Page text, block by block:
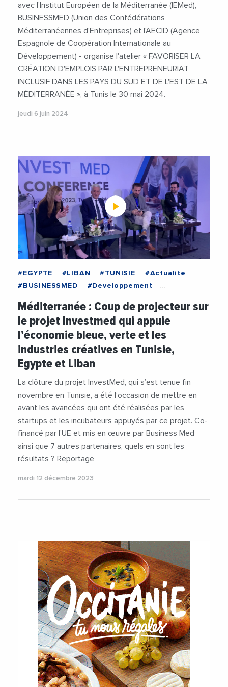
avec l'Institut Européen de la Méditerranée (IEMed),
BUSINESSMED (Union des Confédérations
Méditerranéennes d'Entreprises) et l'AECID (Agence
Espagnole de Coopération Internationale au
Développement) - organise l'atelier « FAVORISER LA
CRÉATION D'EMPLOIS PAR L'ENTREPRENEURIAT
INCLUSIF DANS LES PAYS DU SUD ET DE L'EST DE LA
MÉDITERRANÉE », à Tunis le 30 mai 2024.
jeudi 6 juin 2024
#EGYPTE #LIBAN #TUNISIE
#Actualite
#BUSINESSMED
#Developpement
#Entreprises
Méditerranée : Coup de projecteur sur
le projet Investmed qui appuie
l’économie bleue, verte et les
industries créatives en Tunisie,
Egypte et Liban
La clôture du projet InvestMed, qui s’est tenue fin
novembre en Tunisie, a été l’occasion de mettre en
avant les avancées qui ont été réalisées par les
startups et les incubateurs appuyés par ce projet. Co-
financé par l'UE et mis en œuvre par Business Med
ainsi que 7 autres partenaires, quels en sont les
résultats ? Reportage
mardi 12 décembre 2023